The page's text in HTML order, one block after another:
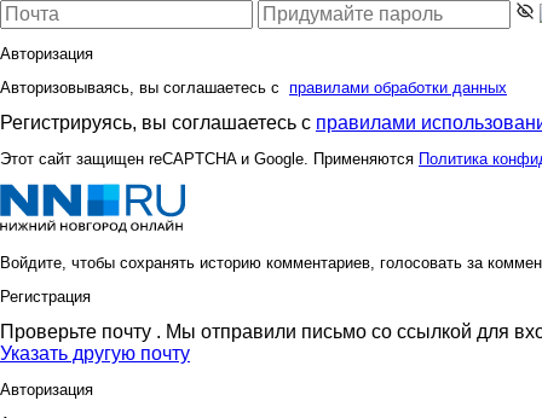
Всё для суши
Авторизация
Авторизовываясь, вы соглашаетесь с правилами обработки данных
Регистрируясь, вы соглашаетесь с правилами
Этот сайт защищен reCAPTCHA и Google. Применяются Политика
Войдите, чтобы сохранять историю комментариев, голосовать за
Регистрация
Проверьте почту . Мы отправили письмо со ссылкой для
Указать другую почту
Авторизация